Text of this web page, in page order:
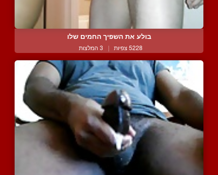
בולע את השפיך החמים שלו
5228 צפיות | 3 המלצות